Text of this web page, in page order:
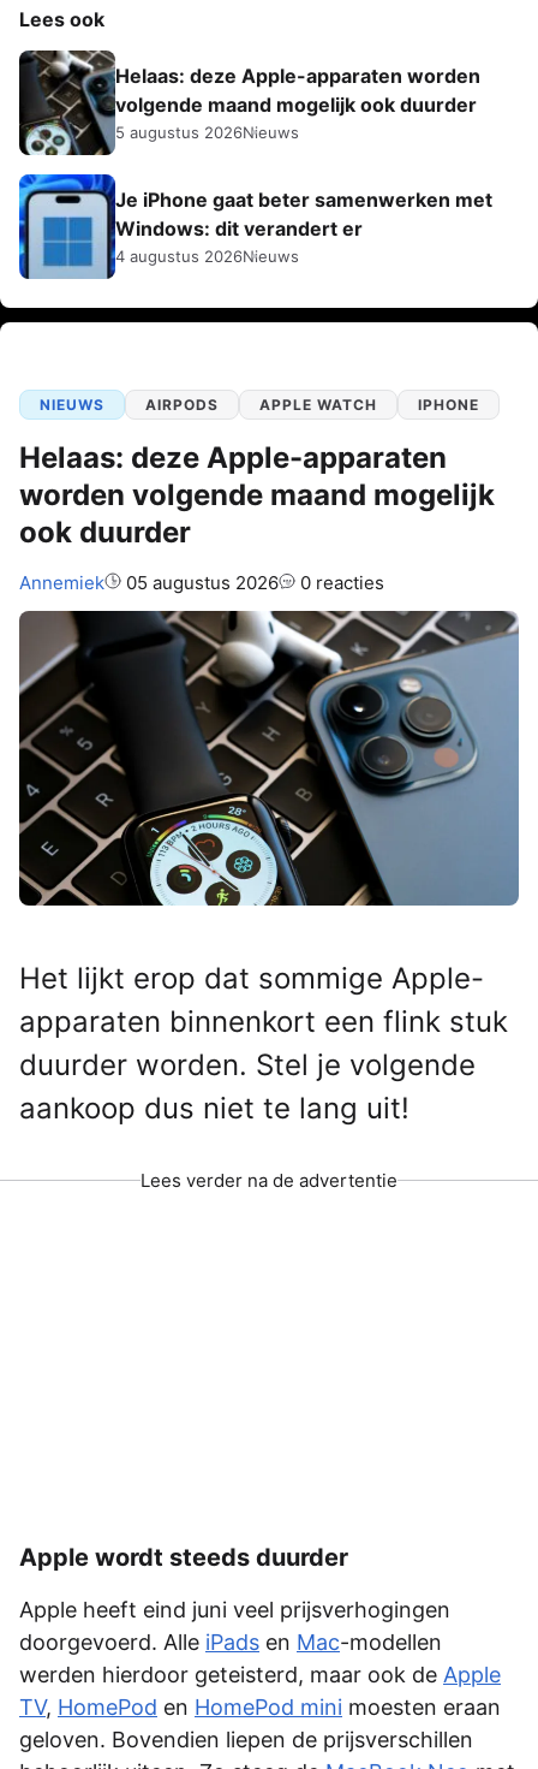
Lees ook
Helaas: deze Apple-apparaten worden
volgende maand mogelijk ook duurder
5 augustus 2026Nieuws
Je iPhone gaat beter samenwerken met
Windows: dit verandert er
4 augustus 2026Nieuws
NIEUWS AIRPODS APPLE WATCH IPHONE
Helaas: deze Apple-apparaten
worden volgende maand mogelijk
ook duurder
Auteur:
Annemiek 05 augustus 2026 0 reacties
Het lijkt erop dat sommige Apple-
apparaten binnenkort een flink stuk
duurder worden. Stel je volgende
aankoop dus niet te lang uit!
Lees verder na de advertentie
Apple wordt steeds duurder
Apple heeft eind juni veel prijsverhogingen
doorgevoerd. Alle iPads en Mac-modellen
werden hierdoor geteisterd, maar ook de Apple
TV, HomePod en HomePod mini moesten eraan
geloven. Bovendien liepen de prijsverschillen